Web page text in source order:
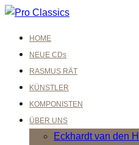
HOME
NEUE CDs
RASMUS RÄT
KÜNSTLER
KOMPONISTEN
ÜBER UNS
Eckhardt van den